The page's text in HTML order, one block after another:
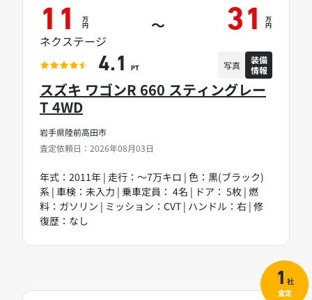
岩手県陸前高田市
査定依頼日：2026年08月03日
スズキ ワゴンR 660 スティングレー
T 4WD
年式：2011年 | 走行：～7万キロ | 色：黒(ブラック)
系 | 車検：未入力 | 乗車定員： 4名 | ドア： 5枚 | 燃
料：ガソリン | ミッション：CVT | ハンドル：右 | 修
復歴：なし
11 万
円 ～ 31 万
円
ネクステージ
4.1 PT 写真
装備
情報
1 社
査定